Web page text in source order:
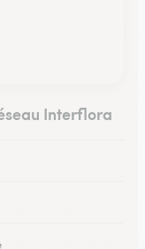
Interflora